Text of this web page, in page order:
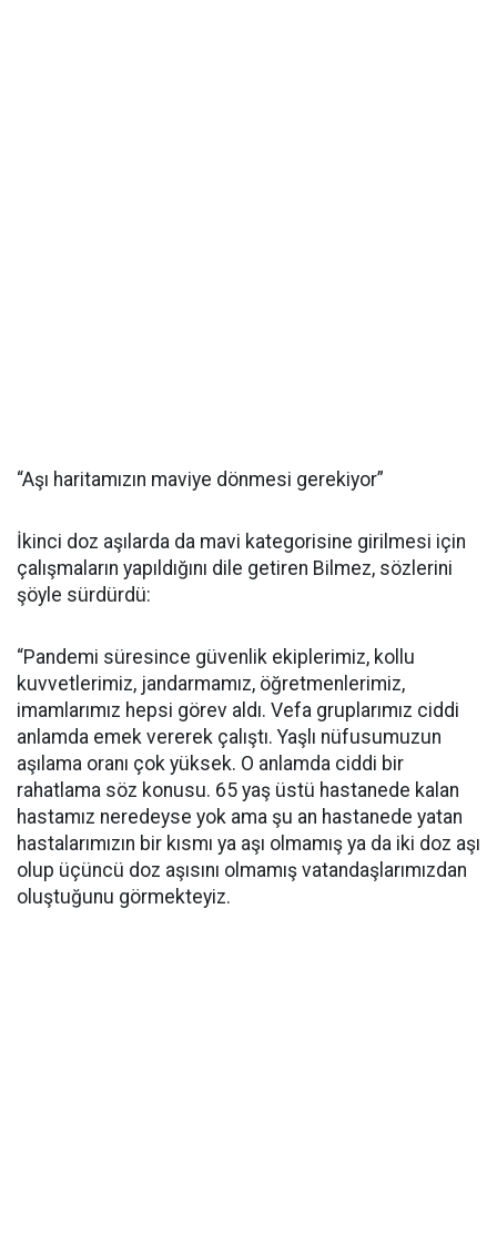
“Aşı haritamızın maviye dönmesi gerekiyor”
İkinci doz aşılarda da mavi kategorisine girilmesi için
çalışmaların yapıldığını dile getiren Bilmez, sözlerini
şöyle sürdürdü:
“Pandemi süresince güvenlik ekiplerimiz, kollu
kuvvetlerimiz, jandarmamız, öğretmenlerimiz,
imamlarımız hepsi görev aldı. Vefa gruplarımız ciddi
anlamda emek vererek çalıştı. Yaşlı nüfusumuzun
aşılama oranı çok yüksek. O anlamda ciddi bir
rahatlama söz konusu. 65 yaş üstü hastanede kalan
hastamız neredeyse yok ama şu an hastanede yatan
hastalarımızın bir kısmı ya aşı olmamış ya da iki doz aşı
olup üçüncü doz aşısını olmamış vatandaşlarımızdan
oluştuğunu görmekteyiz.